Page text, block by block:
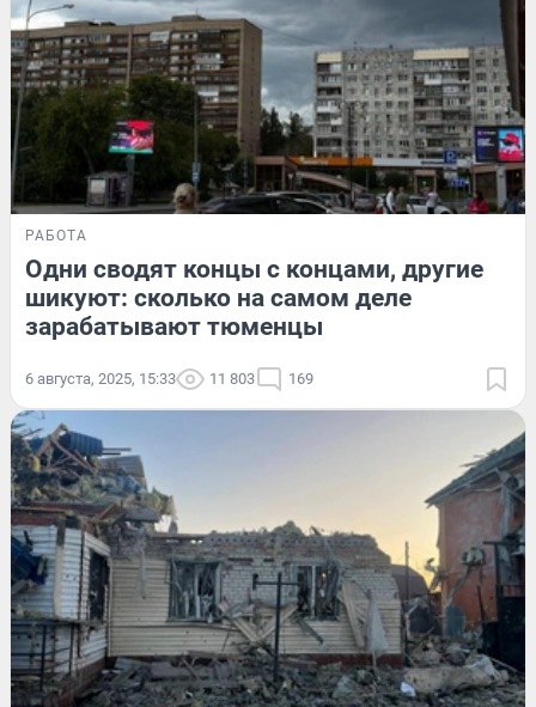
РАБОТА
Одни сводят концы с концами, другие
шикуют: сколько на самом деле
зарабатывают тюменцы
6 августа, 2025, 15:33 11 803 169